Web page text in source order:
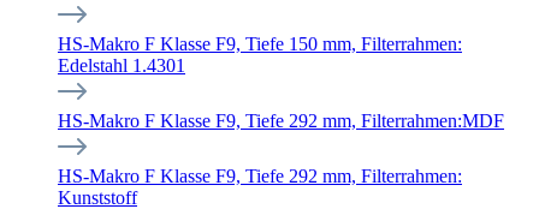
HS-Makro F Klasse F9, Tiefe 150 mm, Filterrahmen:
Edelstahl 1.4301
HS-Makro F Klasse F9, Tiefe 292 mm, Filterrahmen:MDF
HS-Makro F Klasse F9, Tiefe 292 mm, Filterrahmen:
Kunststoff